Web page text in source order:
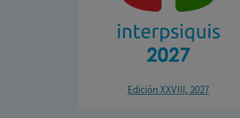
Edición XXVIII, 2027